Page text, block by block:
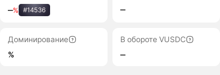
‒% #14536
‒
Доминирование
%
В обороте VUSDC
‒